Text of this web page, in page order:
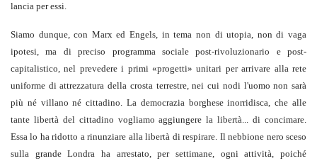
lancia per essi.
Siamo dunque, con Marx ed Engels, in tema non di utopia, non di vaga
ipotesi, ma di preciso programma sociale post-rivoluzionario e post-
capitalistico, nel prevedere i primi «progetti» unitari per arrivare alla rete
uniforme di attrezzatura della crosta terrestre, nei cui nodi l'uomo non sarà
più né villano né cittadino. La democrazia borghese inorridisca, che alle
tante libertà del cittadino vogliamo aggiungere la libertà... di concimare.
Essa lo ha ridotto a rinunziare alla libertà di respirare. Il nebbione nero sceso
sulla grande Londra ha arrestato, per settimane, ogni attività, poiché